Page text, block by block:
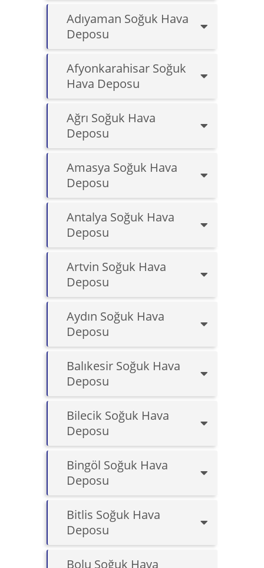
Adıyaman Soğuk Hava
Deposu
Afyonkarahisar Soğuk
Hava Deposu
Ağrı Soğuk Hava
Deposu
Amasya Soğuk Hava
Deposu
Antalya Soğuk Hava
Deposu
Artvin Soğuk Hava
Deposu
Aydın Soğuk Hava
Deposu
Balıkesir Soğuk Hava
Deposu
Bilecik Soğuk Hava
Deposu
Bingöl Soğuk Hava
Deposu
Bitlis Soğuk Hava
Deposu
Bolu Soğuk Hava